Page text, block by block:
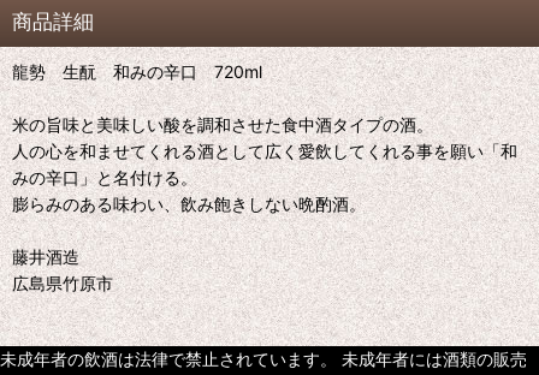
商品詳細
龍勢 生酛 和みの辛口 720ml
米の旨味と美味しい酸を調和させた食中酒タイプの酒。
人の心を和ませてくれる酒として広く愛飲してくれる事を願い「和
みの辛口」と名付ける。
膨らみのある味わい、飲み飽きしない晩酌酒。
藤井酒造
広島県竹原市
未成年者の飲酒は法律で禁止されています。 未成年者には酒類の販売